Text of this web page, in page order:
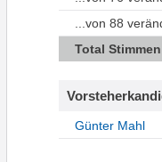
...von 88
Total Stimmen
Günter Mahl